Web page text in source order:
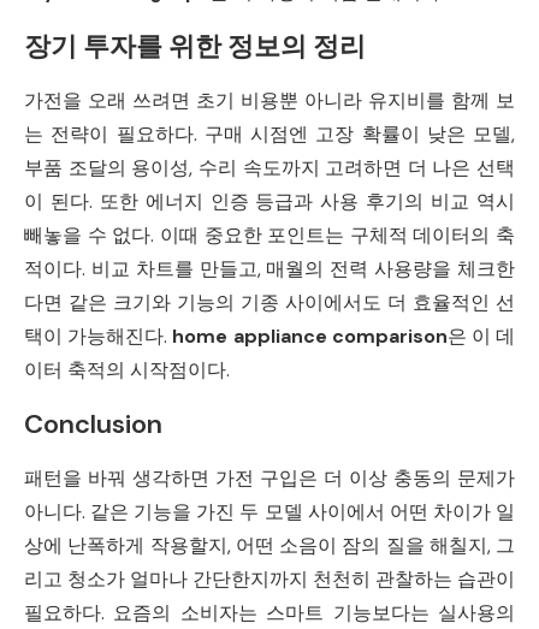
장기 투자를 위한 정보의 정리
가전을 오래 쓰려면 초기 비용뿐 아니라 유지비를 함께 보
는 전략이 필요하다. 구매 시점엔 고장 확률이 낮은 모델,
부품 조달의 용이성, 수리 속도까지 고려하면 더 나은 선택
이 된다. 또한 에너지 인증 등급과 사용 후기의 비교 역시
빼놓을 수 없다. 이때 중요한 포인트는 구체적 데이터의 축
적이다. 비교 차트를 만들고, 매월의 전력 사용량을 체크한
다면 같은 크기와 기능의 기종 사이에서도 더 효율적인 선
택이 가능해진다. home appliance comparison은 이 데
이터 축적의 시작점이다.
Conclusion
패턴을 바꿔 생각하면 가전 구입은 더 이상 충동의 문제가
아니다. 같은 기능을 가진 두 모델 사이에서 어떤 차이가 일
상에 난폭하게 작용할지, 어떤 소음이 잠의 질을 해칠지, 그
리고 청소가 얼마나 간단한지까지 천천히 관찰하는 습관이
필요하다. 요즘의 소비자는 스마트 기능보다는 실사용의